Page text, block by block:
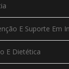
E Suporte Em
E Dietética